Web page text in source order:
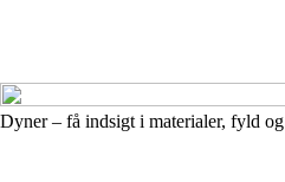
Dyner – få indsigt i materialer, fyld